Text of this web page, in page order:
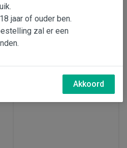
wijnproeverij
hier 🍷
ons in Den Bosch (15.00-
17.30 uur)
jaar of ouder ben.
zal er een
Akkoord